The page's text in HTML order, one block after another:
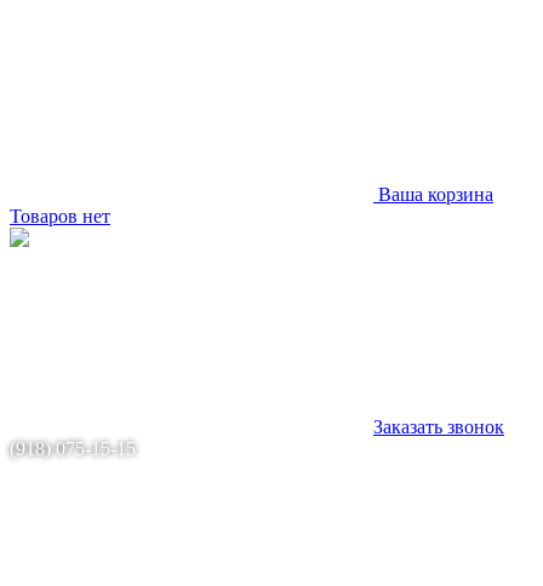
Ваша корзина
Товаров нет
Заказать звонок
(918) 075-15-15